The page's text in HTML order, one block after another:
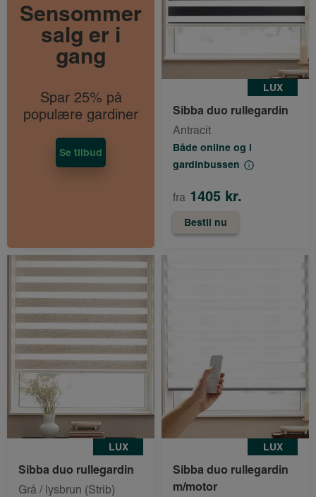
Sensommer
salg er i
gang
Spar 25% på
populære gardiner
Se tilbud
LUX
Sibba duo rullegardin
Antracit
Både online og i
gardinbussen
fra 1405 kr.
Bestil nu
LUX
Sibba duo rullegardin
Grå / lysbrun (Strib)
LUX
Sibba duo rullegardin
m/motor